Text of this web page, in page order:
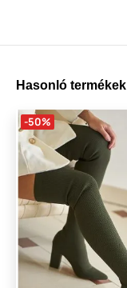
Hasonló termékek
-50%